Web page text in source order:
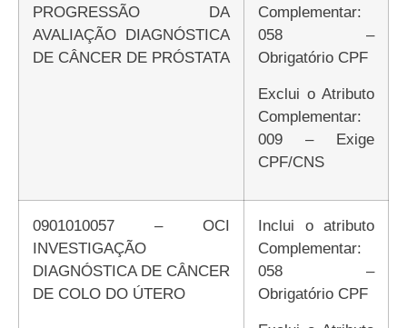
PROGRESSÃO DA
AVALIAÇÃO DIAGNÓSTICA
DE CÂNCER DE PRÓSTATA
Complementar:
058 –
Obrigatório CPF
Exclui o Atributo
Complementar:
009 – Exige
CPF/CNS
0901010057 – OCI
INVESTIGAÇÃO
DIAGNÓSTICA DE CÂNCER
DE COLO DO ÚTERO
Inclui o atributo
Complementar:
058 –
Obrigatório CPF